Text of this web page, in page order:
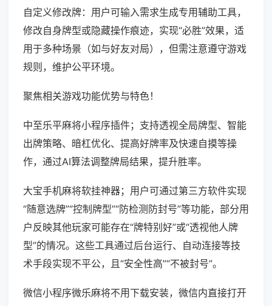
自定义修改牌：用户可输入需求生成专用辅助工具，
修改自身牌型或隐藏操作痕迹，实现“必胜”效果，适
用于多种场景（如与好友对局），但需注意遵守游戏
规则，维护公平环境。
聚焦相关游戏功能优势与特色！
中至乐平麻将小程序插件；支持透视全局牌型、智能
出牌策略、暗杠优化、提高好牌率及快速自摸等操
作，通过AI算法调整牌局结果，提升胜率。
大宝手机麻将软挂神器；用户可通过第三方软件实现
“随意选牌”“控制牌型”“防检测防封号”等功能，部分用
户反映其他玩家可能存在“牌特别好”或“透视他人牌
型”的情况。这些工具通过后台运行、自动连接等技
术手段实现不平公，且“安全性高”“不被封号”。
微信小程序微乐麻将不用下载安装，微信内直接打开